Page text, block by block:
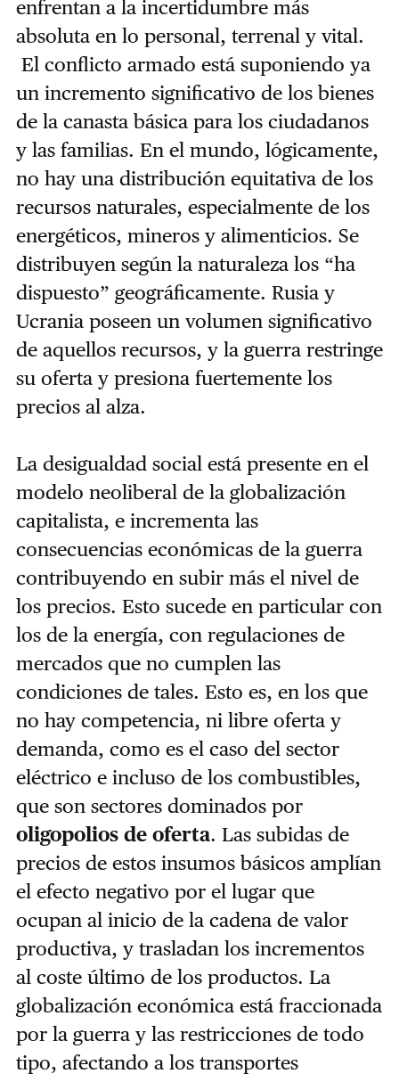
enfrentan a la incertidumbre más
absoluta en lo personal, terrenal y vital.
El conflicto armado está suponiendo ya
un incremento significativo de los bienes
de la canasta básica para los ciudadanos
y las familias. En el mundo, lógicamente,
no hay una distribución equitativa de los
recursos naturales, especialmente de los
energéticos, mineros y alimenticios. Se
distribuyen según la naturaleza los “ha
dispuesto” geográficamente. Rusia y
Ucrania poseen un volumen significativo
de aquellos recursos, y la guerra restringe
su oferta y presiona fuertemente los
precios al alza.
La desigualdad social está presente en el
modelo neoliberal de la globalización
capitalista, e incrementa las
consecuencias económicas de la guerra
contribuyendo en subir más el nivel de
los precios. Esto sucede en particular con
los de la energía, con regulaciones de
mercados que no cumplen las
condiciones de tales. Esto es, en los que
no hay competencia, ni libre oferta y
demanda, como es el caso del sector
eléctrico e incluso de los combustibles,
que son sectores dominados por
oligopolios de oferta. Las subidas de
precios de estos insumos básicos amplían
el efecto negativo por el lugar que
ocupan al inicio de la cadena de valor
productiva, y trasladan los incrementos
al coste último de los productos. La
globalización económica está fraccionada
por la guerra y las restricciones de todo
tipo, afectando a los transportes